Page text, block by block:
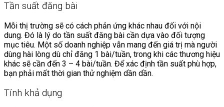
Tần suất đăng bài
Mỗi thị trường sẽ có cách phản ứng khác nhau đối với nội
dung. Đó là lý do tần suất đăng bài cần dựa vào đối tượng
mục tiêu. Một số doanh nghiệp vẫn mang đến giá trị mà người
dùng hài lòng dù chỉ đăng 1 bài/tuần, trong khi các thương hiệu
khác sẽ cần đến 3 – 4 bài/tuần. Để xác định tần suất phù hợp,
bạn phải mất thời gian thử nghiệm dần dần.
Tính khả dụng